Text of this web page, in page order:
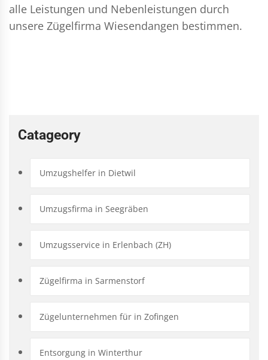
alle Leistungen und Nebenleistungen durch
unsere Zügelfirma Wiesendangen bestimmen.
Catageory
Umzugshelfer in Dietwil
Umzugsfirma in Seegräben
Umzugsservice in Erlenbach (ZH)
Zügelfirma in Sarmenstorf
Zügelunternehmen für in Zofingen
Entsorgung in Winterthur